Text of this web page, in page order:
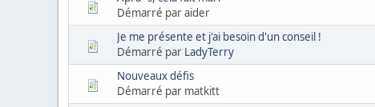
Démarré par aider
Je me présente et j'ai besoin d'un conseil !
Démarré par LadyTerry
Nouveaux défis
Démarré par matkitt